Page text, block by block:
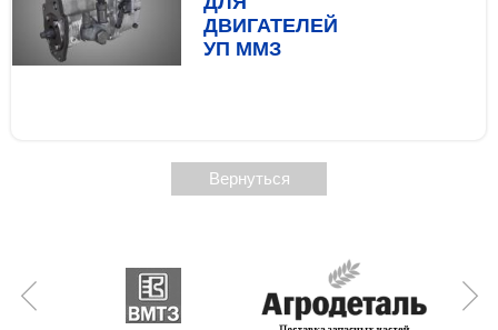
ДВИГАТЕЛЕЙ
УП ММЗ
Вернуться